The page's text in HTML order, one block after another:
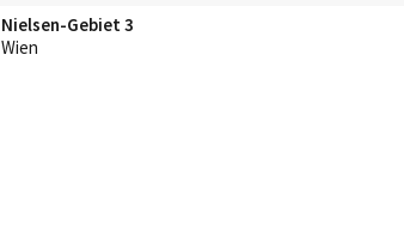
Nielsen-Gebiet 3
Wien